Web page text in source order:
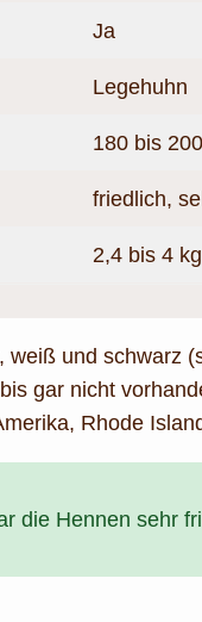
Ja
Legehuhn
180 bis
friedlich,
2,4 bis 4 kg
weiß und schwarz
gar nicht
Rhode
die Hennen sehr